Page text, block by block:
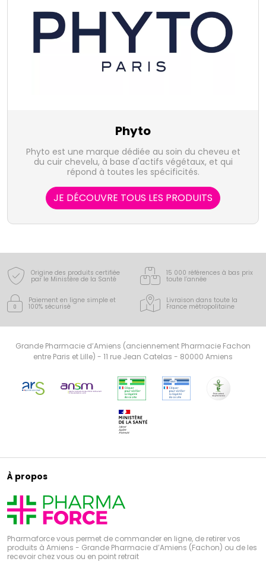
Phyto
Phyto est une marque dédiée au soin du cheveu et
du cuir chevelu, à base d'actifs végétaux, et qui
répond à toutes les spécificités.
JE DÉCOUVRE TOUS LES PRODUITS
Origine des produits certifiée
par le Ministère de la Santé
15 000 références à bas prix
toute l’année
Paiement en ligne simple et
100% sécurisé
Livraison dans toute la
France métropolitaine
Grande Pharmacie d’Amiens (anciennement Pharmacie Fachon
entre Paris et Lille) - 11 rue Jean Catelas - 80000 Amiens
À propos
Pharmaforce vous permet de commander en ligne, de retirer vos
produits à Amiens - Grande Pharmacie d’Amiens (Fachon) ou de les
recevoir chez vous ou en point retrait